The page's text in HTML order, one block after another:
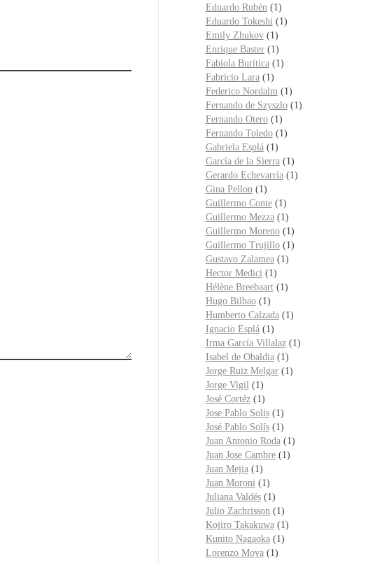
Eduardo Rubén (1)
Eduardo Tokeshi (1)
Emily Zhukov (1)
Enrique Baster (1)
Fabiola Buritica (1)
Fabricio Lara (1)
Federico Nordalm (1)
Fernando de Szyszlo (1)
Fernando Otero (1)
Fernando Toledo (1)
Gabriela Esplá (1)
García de la Sierra (1)
Gerardo Echevarría (1)
Gina Pellon (1)
Guillermo Conte (1)
Guillermo Mezza (1)
Guillermo Moreno (1)
Guillermo Trujillo (1)
Gustavo Zalamea (1)
Hector Medici (1)
Hélène Breebaart (1)
Hugo Bilbao (1)
Humberto Calzada (1)
Ignacio Esplá (1)
Irma García Villalaz (1)
Isabel de Obaldia (1)
Jorge Ruiz Melgar (1)
Jorge Vigil (1)
José Cortéz (1)
Jose Pablo Solis (1)
José Pablo Solís (1)
Juan Antonio Roda (1)
Juan Jose Cambre (1)
Juan Mejia (1)
Juan Moroni (1)
Juliana Valdés (1)
Julio Zachrisson (1)
Kojiro Takakuwa (1)
Kunito Nagaoka (1)
Lorenzo Moya (1)